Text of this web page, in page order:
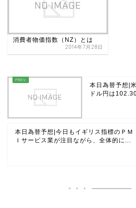
消費者物価指数（NZ）とは
2014年7月28日
本日為替予想|
ドル円は
本日為替予想|今日もイギリス指標のＰＭ
Ｉサービス業が注目ながら、全体的に...